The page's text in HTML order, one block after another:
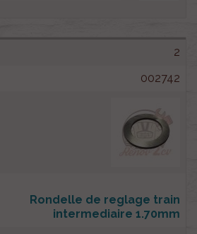
2
002742
Rondelle de reglage train
intermediaire 1.70mm